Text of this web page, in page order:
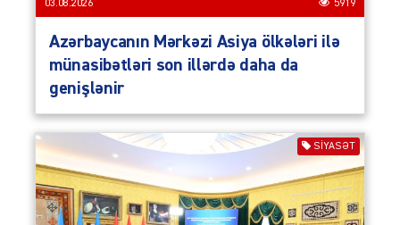
03.08.2026 5919
Azərbaycanın Mərkəzi Asiya ölkələri ilə
münasibətləri son illərdə daha da
genişlənir
SIYASƏT